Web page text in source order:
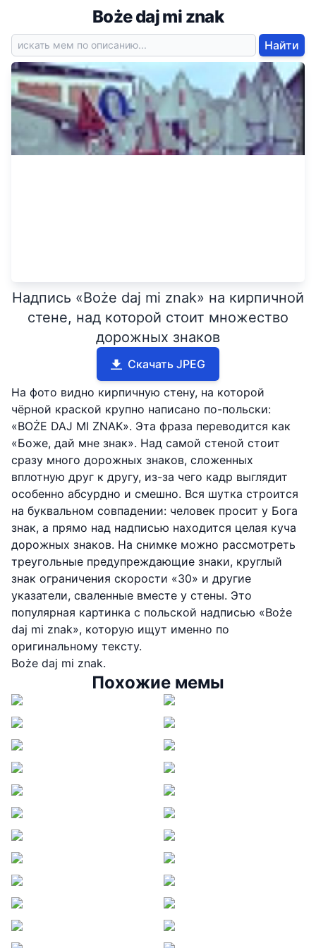
Boże daj mi znak
Найти
Надпись «Boże daj mi znak» на кирпичной
стене, над которой стоит множество
дорожных знаков
Скачать JPEG
На фото видно кирпичную стену, на которой
чёрной краской крупно написано по-польски:
«BOŻE DAJ MI ZNAK». Эта фраза переводится как
«Боже, дай мне знак». Над самой стеной стоит
сразу много дорожных знаков, сложенных
вплотную друг к другу, из-за чего кадр выглядит
особенно абсурдно и смешно. Вся шутка строится
на буквальном совпадении: человек просит у Бога
знак, а прямо над надписью находится целая куча
дорожных знаков. На снимке можно рассмотреть
треугольные предупреждающие знаки, круглый
знак ограничения скорости «30» и другие
указатели, сваленные вместе у стены. Это
популярная картинка с польской надписью «Boże
daj mi znak», которую ищут именно по
оригинальному тексту.
Boże daj mi znak.
Похожие мемы